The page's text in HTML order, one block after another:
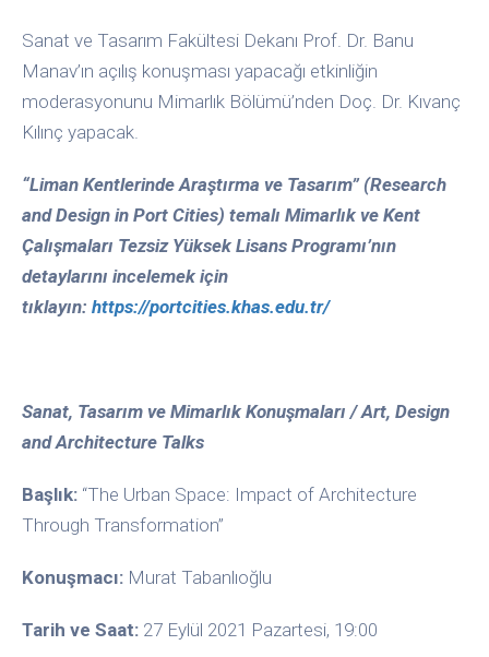
Sanat ve Tasarım Fakültesi Dekanı Prof. Dr. Banu
Manav’ın açılış konuşması yapacağı etkinliğin
moderasyonunu Mimarlık Bölümü’nden Doç. Dr. Kıvanç
Kılınç yapacak.
“Liman Kentlerinde Araştırma ve Tasarım” (Research
and Design in Port Cities) temalı Mimarlık ve Kent
Çalışmaları Tezsiz Yüksek Lisans Programı’nın
detaylarını incelemek için
tıklayın: https://portcities.khas.edu.tr/
Sanat, Tasarım ve Mimarlık Konuşmaları / Art, Design
and Architecture Talks
Başlık: “The Urban Space: Impact of Architecture
Through Transformation”
Konuşmacı: Murat Tabanlıoğlu
Tarih ve Saat: 27 Eylül 2021 Pazartesi, 19:00